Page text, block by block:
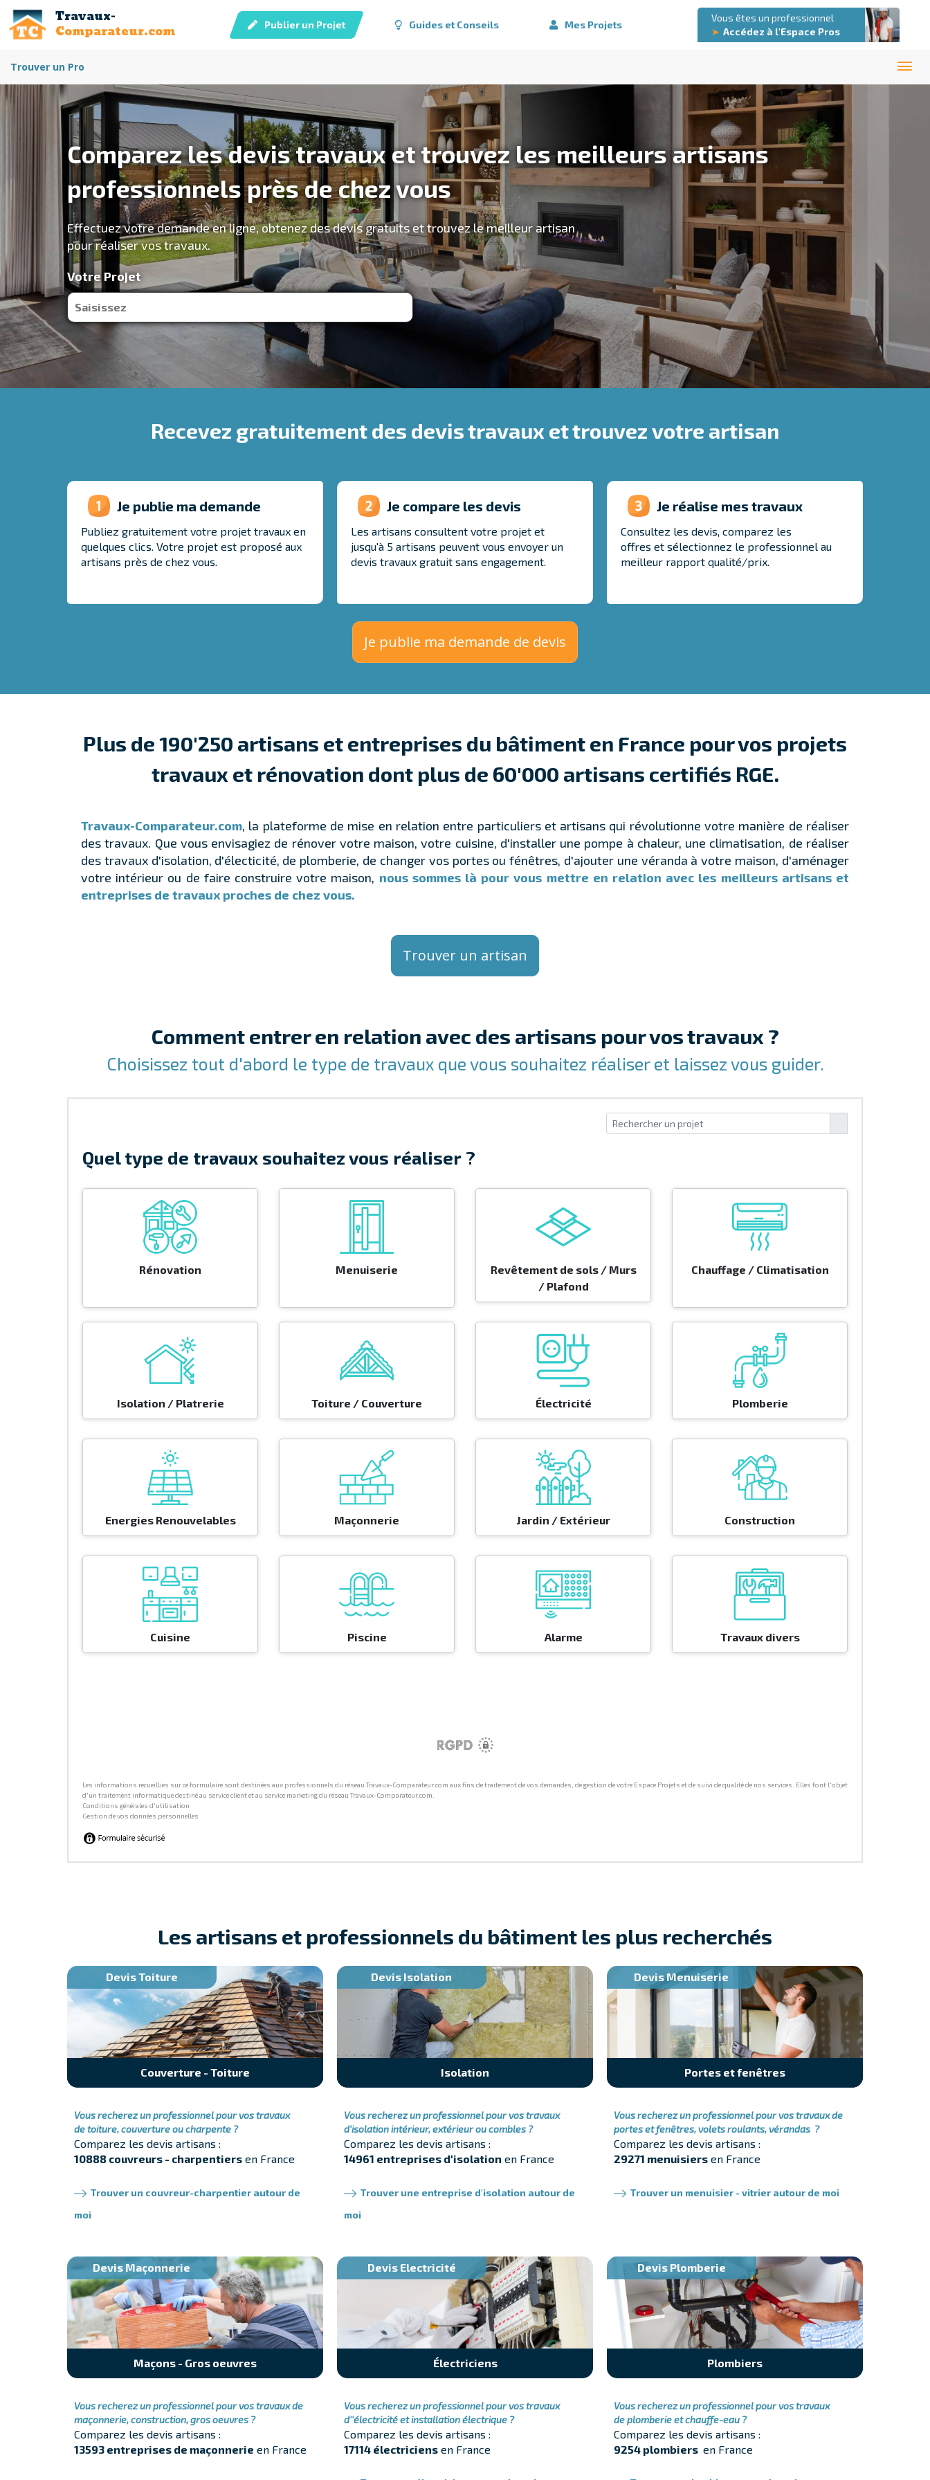
Travaux-
Comparateur.com Publier un Projet Guides et Conseils Mes Projets
Vous êtes un professionnel
➤ Accédez à l'Espace Pros
Trouver un Pro
Comparez les devis travaux et trouvez les meilleurs artisans
professionnels près de chez vous
Effectuez votre demande en ligne, obtenez des devis gratuits et trouvez le meilleur artisan
pour réaliser vos travaux.
Votre Projet
Recevez gratuitement des devis travaux et trouvez votre artisan
Je publie ma demande
Publiez gratuitement votre projet travaux en
quelques clics . Votre projet est proposé aux
artisans près de chez vous.
Je compare les devis
Les artisans consultent votre projet et
jusqu'à 5 artisans peuvent vous envoyer un
devis travaux gratuit sans engagement.
Je réalise mes travaux
Consultez les devis, comparez les
offres et sélectionnez le professionnel au
meilleur rapport qualité/prix.
Je publie ma demande de devis
Plus de 190'250 artisans et entreprises du bâtiment en France pour vos projets
travaux et rénovation dont plus de 60'000 artisans certifiés RGE.
Travaux-Comparateur.com, la plateforme de mise en relation entre particuliers et artisans qui révolutionne votre manière de réaliser
des travaux. Que vous envisagiez de rénover votre maison, votre cuisine, d'installer une pompe à chaleur, une climatisation, de réaliser
des travaux d'isolation, d'électicité, de plomberie, de changer vos portes ou fénêtres, d'ajouter une véranda à votre maison, d'aménager
votre intérieur ou de faire construire votre maison, nous sommes là pour vous mettre en relation avec les meilleurs artisans et
entreprises de travaux proches de chez vous.
Trouver un artisan
Comment entrer en relation avec des artisans pour vos travaux ?
Choisissez tout d'abord le type de travaux que vous souhaitez réaliser et laissez vous guider.
Les artisans et professionnels du bâtiment les plus recherchés
Devis Toiture
Couverture - Toiture
Vous recherez un professionnel pour vos travaux
de toiture, couverture ou charpente ?
Comparez les devis artisans :
10888 couvreurs - charpentiers en France
Trouver un couvreur-charpentier autour de
moi
Devis Isolation
Isolation
Vous recherez un professionnel pour vos travaux
d'isolation intérieur, extérieur ou combles ?
Comparez les devis artisans :
14961 entreprises d'isolation en France
Trouver une entreprise d'isolation autour de
moi
Devis Menuiserie
Portes et fenêtres
Vous recherez un professionnel pour vos travaux de
portes et fenêtres, volets roulants, vérandas ?
Comparez les devis artisans :
29271 menuisiers en France
Trouver un menuisier - vitrier autour de moi
Devis Maçonnerie
Maçons - Gros oeuvres
Vous recherez un professionnel pour vos travaux de
maçonnerie, construction, gros oeuvres ?
Comparez les devis artisans :
13593 entreprises de maçonnerie en France
Devis Electricité
Électriciens
Vous recherez un professionnel pour vos travaux
d''électricité et installation électrique ?
Comparez les devis artisans :
17114 électriciens en France
Devis Plomberie
Plombiers
Vous recherez un professionnel pour vos travaux
de plomberie et chauffe-eau ?
Comparez les devis artisans :
9254 plombiers en France